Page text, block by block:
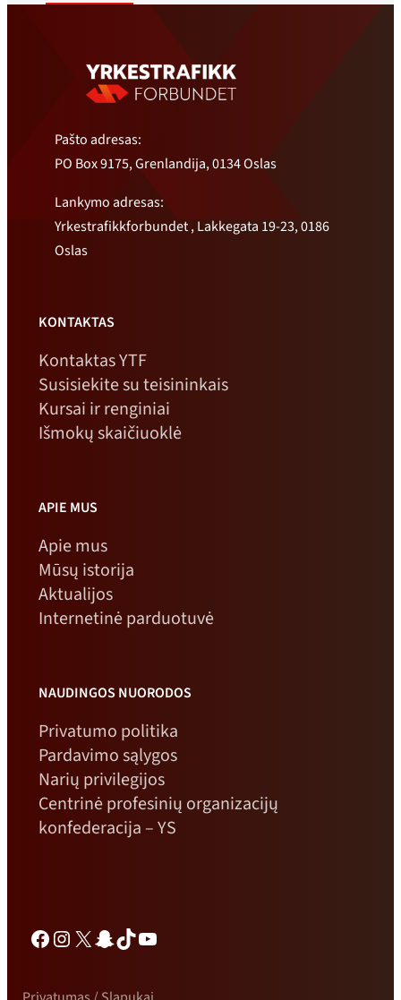
Pašto adresas:
PO Box 9175, Grenlandija, 0134 Oslas
Lankymo adresas:
Yrkestrafikkforbundet , Lakkegata 19-23, 0186
Oslas
KONTAKTAS
Kontaktas YTF
Susisiekite su teisininkais
Kursai ir renginiai
Išmokų skaičiuoklė
APIE MUS
Apie mus
Mūsų istorija
Aktualijos
Internetinė parduotuvė
NAUDINGOS NUORODOS
Privatumo politika
Pardavimo sąlygos
Narių privilegijos
Centrinė profesinių organizacijų
konfederacija – YS
Facebook
Instagramas
X „Snapchat“
TikTok„YouTube“